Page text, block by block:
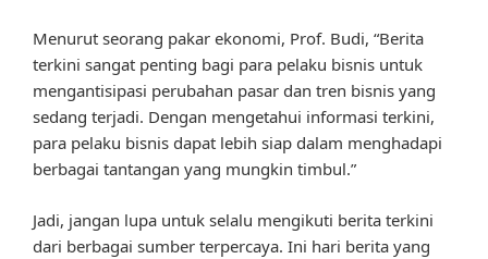
Menurut seorang pakar ekonomi, Prof. Budi, “Berita
terkini sangat penting bagi para pelaku bisnis untuk
mengantisipasi perubahan pasar dan tren bisnis yang
sedang terjadi. Dengan mengetahui informasi terkini,
para pelaku bisnis dapat lebih siap dalam menghadapi
berbagai tantangan yang mungkin timbul.”
Jadi, jangan lupa untuk selalu mengikuti berita terkini
dari berbagai sumber terpercaya. Ini hari berita yang